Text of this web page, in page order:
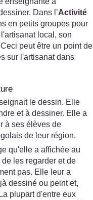
Dans l’Activité
en petits groupes pour
local, son
peut être un point de
sur l'artisanat dans
le dessin. Elle
et à dessiner. Elle a
à ses élèves de
de leur région.
qu'elle a affichée au
les regarder et de
pas. Elle leur a
dessiné ou peint et,
plupart d'entre eux